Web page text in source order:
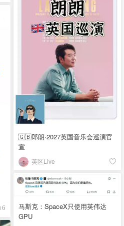
🇬🇧郎朗·2027英国音乐会巡演官
宣
英区Live
6
马斯克：SpaceX只使用英伟达
GPU